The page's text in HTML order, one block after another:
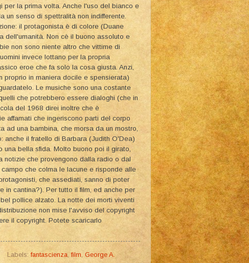
per la prima volta. Anche l'uso del bianco e
un senso di spettralità non indifferente.
il protagonista è di colore (Duane
dell'umanità. Non cè il buono assoluto e
non sono niente altro che vittime di
invece lottano per la propria
eroe che fa solo la cosa giusta. Anzi,
proprio in maniera docile e spensierata)
Le musiche sono una costante
che potrebbero essere dialoghi (che in
del 1968 direi inoltre che è
affamati che ingeriscono parti del corpo
ad una bambina, che morsa da un mostro,
anche il fratello di Barbara (Judith O'Dea)
bella sfida. Molto buono poi il girato,
notizie che provengono dalla radio o dal
che colma le lacune e risponde alle
che assediati, sanno di poter
in cantina?). Per tutto il film, ed anche per
pollice alzato. La notte dei morti viventi
non mise l'avviso del copyright
il copyright. Potete scaricarlo
Labels:fantascienza ,film George A.